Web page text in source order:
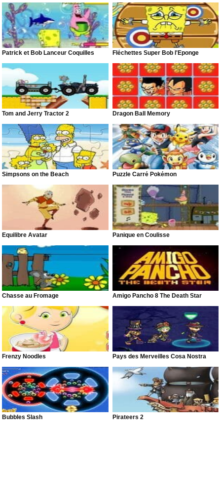
Patrick et Bob Lanceur Coquilles Fléchettes Super Bob l'Éponge
Tom and Jerry Tractor 2 Dragon Ball Memory
Simpsons on the Beach Puzzle Carré Pokémon
Équilibre Avatar Panique en Coulisse
Chasse au Fromage Amigo Pancho 8 The Death Star
Frenzy Noodles Pays des Merveilles Cosa Nostra
Bubbles Slash Pirateers 2